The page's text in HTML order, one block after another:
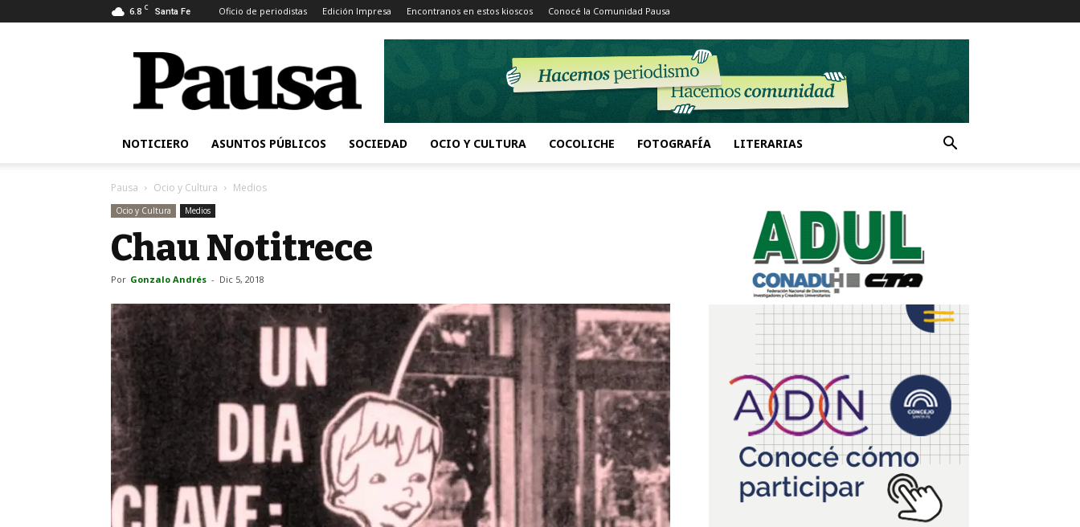
6.8 C Santa Fe Oficio de periodistas Edición Impresa Encontranos en estos kioscos Conocé la Comunidad Pausa
Pausa
NOTICIERO ASUNTOS PÚBLICOS SOCIEDAD OCIO Y CULTURA COCOLICHE FOTOGRAFÍA LITERARIAS
Pausa Ocio y Cultura Medios
Ocio y Cultura Medios
Chau Notitrece
Por Gonzalo Andrés - Dic 5, 2018